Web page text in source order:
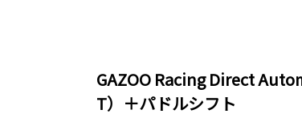
GAZOO Racing Direct
T）＋パドルシフト